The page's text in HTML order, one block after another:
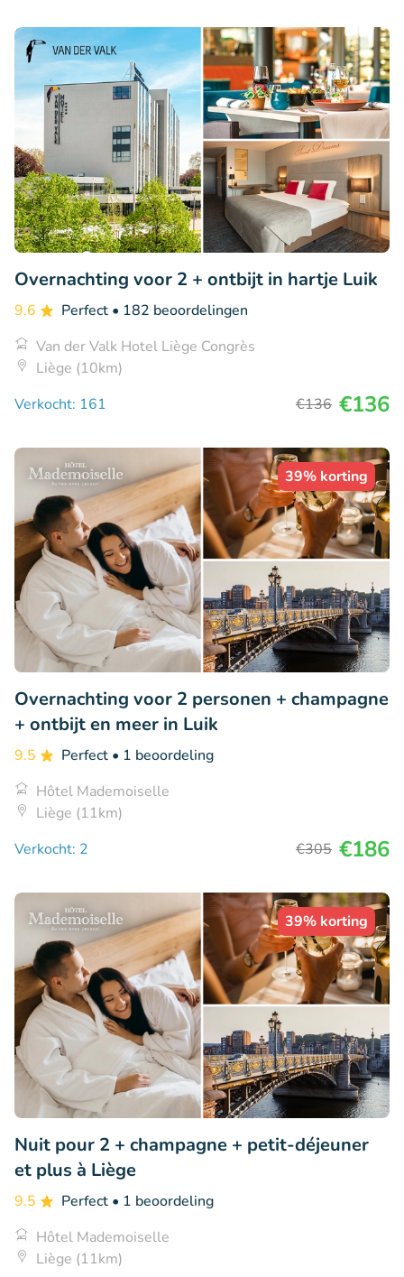
Overnachting voor 2 + ontbijt in hartje Luik
9.6 Perfect • 182 beoordelingen
Van der Valk Hotel Liège Congrès
Liège (10km)
Verkocht: 161
€136 €136
39% korting
Overnachting voor 2 personen + champagne
+ ontbijt en meer in Luik
9.5 Perfect • 1 beoordeling
Hôtel Mademoiselle
Liège (11km)
Verkocht: 2
€305 €186
39% korting
Nuit pour 2 + champagne + petit-déjeuner
et plus à Liège
9.5 Perfect • 1 beoordeling
Hôtel Mademoiselle
Liège (11km)